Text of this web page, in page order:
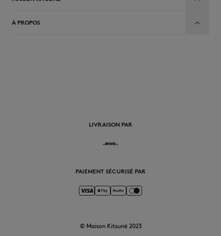
À PROPOS
LIVRAISON PAR
PAIEMENT SÉCURISÉ PAR
© Maison Kitsuné 2023